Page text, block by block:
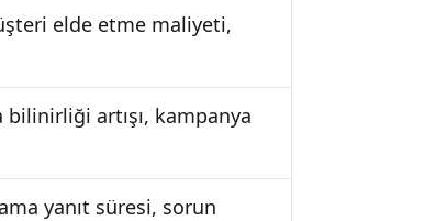
elde etme maliyeti,
artışı, kampanya
yanıt süresi, sorun